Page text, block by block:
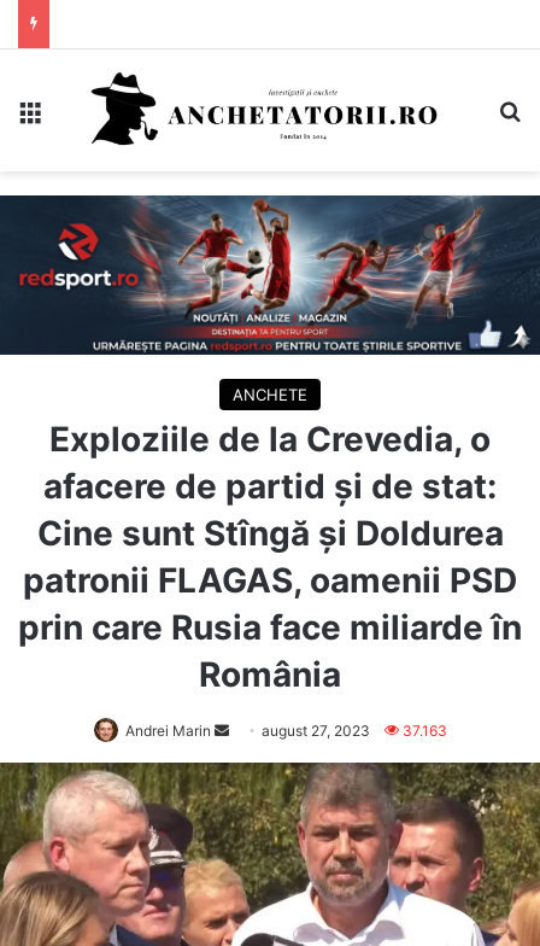
ANCHETE
Exploziile de la Crevedia, o
afacere de partid și de stat:
Cine sunt Stîngă și Doldurea
patronii FLAGAS, oamenii PSD
prin care Rusia face miliarde în
România
Andrei Marin
Send
an
email
august 27, 2023 37.163